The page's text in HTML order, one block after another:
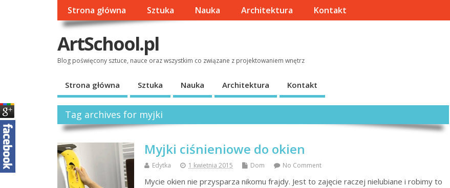
Strona główna Sztuka Nauka Architektura Kontakt
ArtSchool.pl
Blog poświęcony sztuce, nauce oraz wszystkim co związane z projektowaniem wnętrz
Strona główna Sztuka Nauka Architektura Kontakt
Tag archives for myjki
Myjki ciśnieniowe do okien
Edytka 1 kwietnia 2015 Dom No Comment
Mycie okien nie przysparza nikomu frajdy. Jest to zajęcie raczej nielubiane i robimy to